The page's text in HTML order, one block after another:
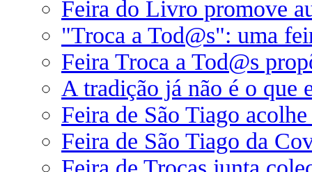
Feira do Livro promove
"Troca a Tod@s": uma
Feira Troca a Tod@s
A tradição já não é o que
Feira de São Tiago
Feira de São Tiago da